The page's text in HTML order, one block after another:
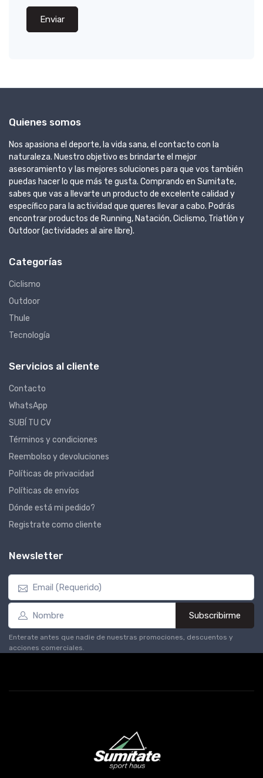
Enviar
Quienes somos
Nos apasiona el deporte, la vida sana, el contacto con la
naturaleza. Nuestro objetivo es brindarte el mejor
asesoramiento y las mejores soluciones para que vos también
puedas hacer lo que más te gusta. Comprando en Sumitate,
sabes que vas a llevarte un producto de excelente calidad y
específico para la actividad que queres llevar a cabo. Podrás
encontrar productos de Running, Natación, Ciclismo, Triatlón y
Outdoor (actividades al aire libre).
Categorías
Ciclismo
Outdoor
Thule
Tecnología
Servicios al cliente
Contacto
WhatsApp
SUBÍ TU CV
Términos y condiciones
Reembolso y devoluciones
Políticas de privacidad
Políticas de envíos
Dónde está mi pedido?
Registrate como cliente
Newsletter
Subscribirme
Enterate antes que nadie de nuestras promociones, descuentos y
acciones comerciales.